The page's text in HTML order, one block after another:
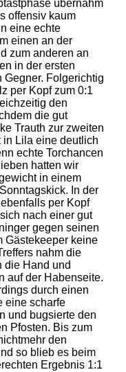
übernahm
offensiv kaum
eine echte
einen an der
zum anderen an
in der ersten
Folgerichtig
per Kopf zum 0:1
den
die gut
Trauth zur zweiten
in Lila eine deutlich
echte Torchancen
hatten wir
in einem
In der
per Kopf
nach einer gut
gegen seinen
Gästekeeper keine
nahm die
die Hand und
auf der Habenseite.
durch einen
eine scharfe
und bugsierte den
Pfosten. Bis zum
den
so blieb es beim
Ergebnis 1:1